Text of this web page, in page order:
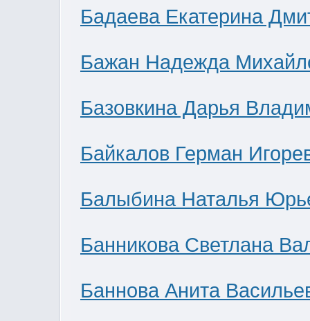
Бадаева Екатерина
Бажан Надежда
Базовкина Дарья
Байкалов Герман
Балыбина Наталья
Банникова Светлана
Баннова Анита